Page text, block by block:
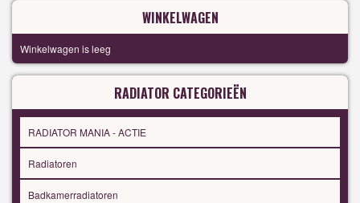
WINKELWAGEN
Winkelwagen is leeg
RADIATOR CATEGORIEËN
RADIATOR MANIA - ACTIE
Radiatoren
Badkamerradiatoren